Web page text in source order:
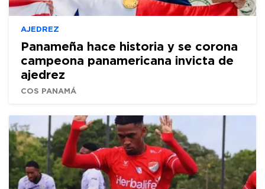
AJEDREZ
Panameña hace historia y se corona
campeona panamericana invicta de
ajedrez
COS PANAMÁ